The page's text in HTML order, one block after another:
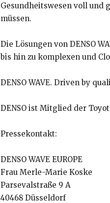
Gesundheitswesen voll und
müssen.
Die Lösungen von DENSO
bis hin zu komplexen und
DENSO WAVE. Driven by
DENSO ist Mitglied der
Pressekontakt:
DENSO WAVE EUROPE
Frau Merle-Marie Koske
Parsevalstraße 9 A
40468 Düsseldorf